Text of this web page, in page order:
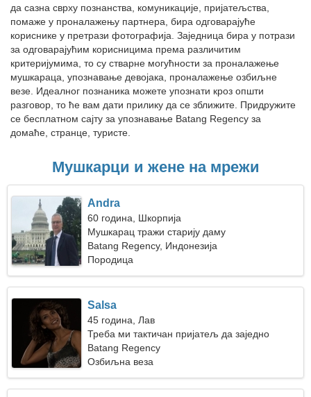
да сазна сврху познанства, комуникације, пријатељства,
помаже у проналажењу партнера, бира одговарајуће
кориснике у претрази фотографија. Заједница бира у потрази
за одговарајућим корисницима према различитим
критеријумима, то су стварне могућности за проналажење
мушкараца, упознавање девојака, проналажење озбиљне
везе. Идеалног познаника можете упознати кроз општи
разговор, то ће вам дати прилику да се зближите. Придружите
се бесплатном сајту за упознавање Batang Regency за
домаће, странце, туристе.
Мушкарци и жене на мрежи
Andra
60 година, Шкорпија
Мушкарац тражи старију даму
Batang Regency, Индонезија
Породица
Salsa
45 година, Лав
Треба ми тактичан пријатељ да заједно
скијамо
Batang Regency
Озбиљна веза